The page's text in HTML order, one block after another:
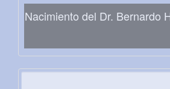
Nacimiento del Dr. Bernardo